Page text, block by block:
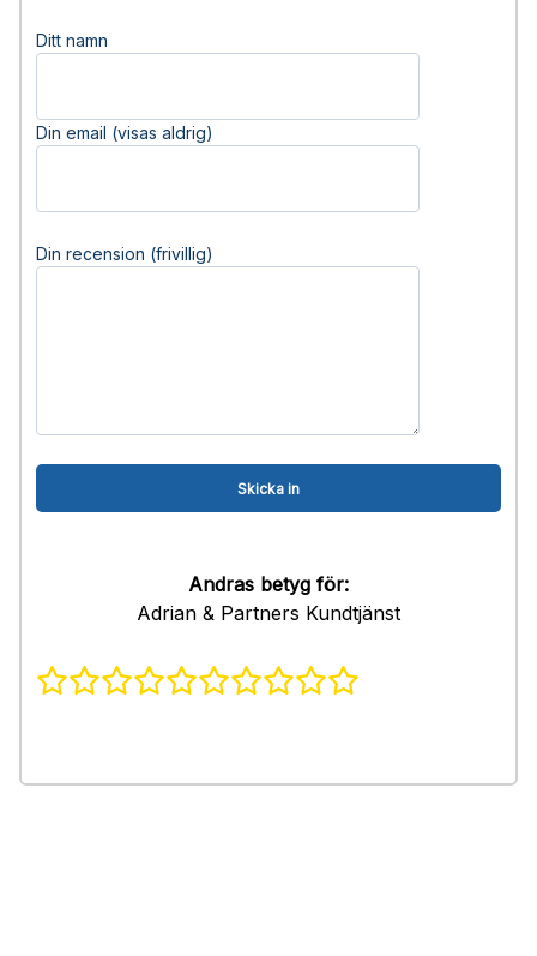
Ditt namn
Din email (visas aldrig)
Din recension (frivillig)
Andras betyg för:
Adrian & Partners Kundtjänst